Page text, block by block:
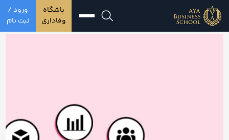
باشگاه
وفاداری
ورود /
ثبت نام